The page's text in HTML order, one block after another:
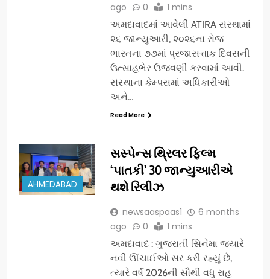
ago
0 1 mins
અમદાવાદમાં આવેલી ATIRA સંસ્થામાં
૨૬ જાન્યુઆરી, ૨૦૨૬ના રોજ
ભારતના ૭૭માં પ્રજાસત્તાક દિવસની
ઉત્સાહભેર ઉજવણી કરવામાં આવી.
સંસ્થાના કેમ્પસમાં અધિકારીઓ
અને…
Read More
AHMEDABAD
સસ્પેન્સ થ્રિલર ફિલ્મ
‘પાતકી’ 30 જાન્યુઆરીએ
થશે રિલીઝ
newsaaspaas1
6 months
ago
0 1 mins
અમદાવાદ : ગુજરાતી સિનેમા જ્યારે
નવી ઊંચાઈઓ સર કરી રહ્યું છે,
ત્યારે વર્ષ 2026ની સૌથી વધુ રાહ